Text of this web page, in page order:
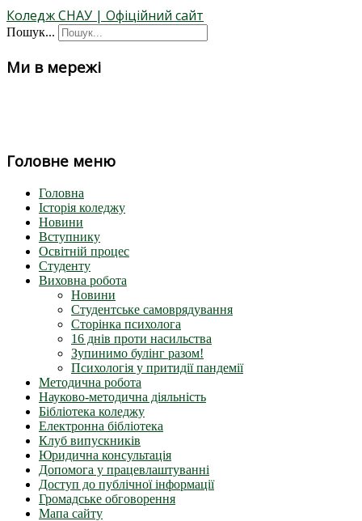
Коледж СНАУ | Офіційний сайт
Пошук...
Ми в мережі
Головне меню
Головна
Історія коледжу
Новини
Вступнику
Освітній процес
Студенту
Виховна робота
Новини
Студентське самоврядування
Сторінка психолога
16 днів проти насильства
Зупинимо булінг разом!
Психологія у притидії пандемії
Методична робота
Науково-методична діяльність
Бібліотека коледжу
Електронна бібліотека
Клуб випускників
Юридична консультація
Допомога у працевлаштуванні
Доступ до публічної інформації
Громадське обговорення
Мапа сайту